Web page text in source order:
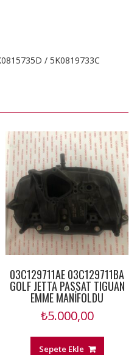
/ 5K0819733C
03C129711AE 03C129711BA
GOLF JETTA PASSAT TIGUAN
EMME MANİFOLDU
₺5.000,00
Sepete Ekle